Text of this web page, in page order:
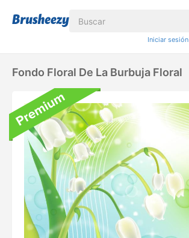
Iniciar sesión
Fondo Floral De La Burbuja Floral